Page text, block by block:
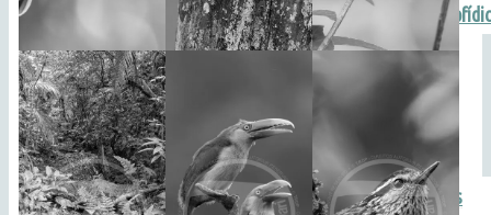
Hospitais | Soro
Denuncias Ambientais